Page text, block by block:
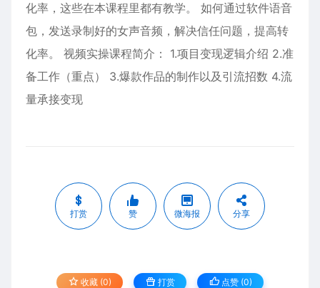
化率，这些在本课程里都有教学。 如何通过软件语音
包，发送录制好的女声音频，解决信任问题，提高转
化率。 视频实操课程简介： 1.项目变现逻辑介绍 2.准
备工作（重点） 3.爆款作品的制作以及引流招数 4.流
量承接变现
打赏 赞 微海报 分享
收藏 (0) 打赏 点赞 (0)